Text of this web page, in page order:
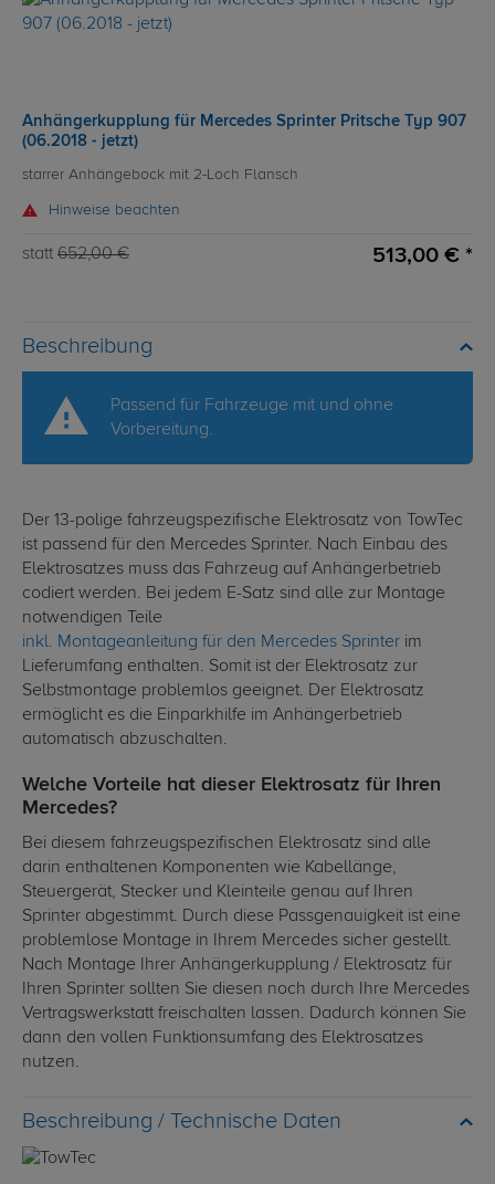
Anhängerkupplung für Mercedes Sprinter Pritsche Typ 907
(06.2018 - jetzt)
starrer Anhängebock mit 2-Loch Flansch
Hinweise beachten
statt 652,00 € 513,00 € *
Beschreibung
Passend für Fahrzeuge mit und ohne
Vorbereitung.
Der 13-polige fahrzeugspezifische Elektrosatz von TowTec
ist passend für den Mercedes Sprinter. Nach Einbau des
Elektrosatzes muss das Fahrzeug auf Anhängerbetrieb
codiert werden. Bei jedem E-Satz sind alle zur Montage
notwendigen Teile
inkl. Montageanleitung für den Mercedes Sprinter im
Lieferumfang enthalten. Somit ist der Elektrosatz zur
Selbstmontage problemlos geeignet. Der Elektrosatz
ermöglicht es die Einparkhilfe im Anhängerbetrieb
automatisch abzuschalten.
Welche Vorteile hat dieser Elektrosatz für Ihren
Mercedes?
Bei diesem fahrzeugspezifischen Elektrosatz sind alle
darin enthaltenen Komponenten wie Kabellänge,
Steuergerät, Stecker und Kleinteile genau auf Ihren
Sprinter abgestimmt. Durch diese Passgenauigkeit ist eine
problemlose Montage in Ihrem Mercedes sicher gestellt.
Nach Montage Ihrer Anhängerkupplung / Elektrosatz für
Ihren Sprinter sollten Sie diesen noch durch Ihre Mercedes
Vertragswerkstatt freischalten lassen. Dadurch können Sie
dann den vollen Funktionsumfang des Elektrosatzes
nutzen.
Technische Daten